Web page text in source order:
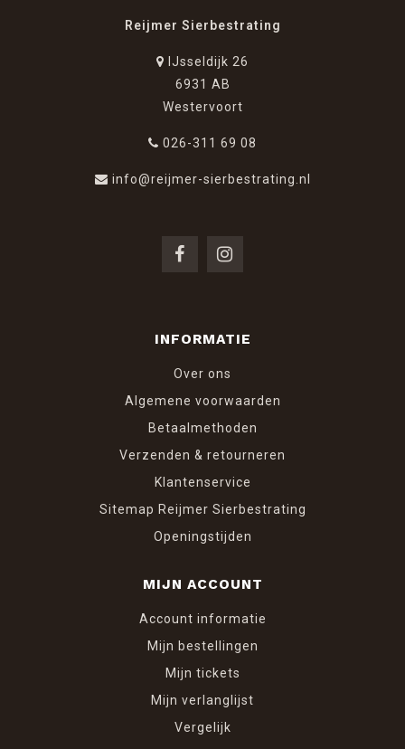
Reijmer Sierbestrating
IJsseldijk 26
6931 AB
Westervoort
026-311 69 08
info@reijmer-sierbestrating.nl
INFORMATIE
Over ons
Algemene voorwaarden
Betaalmethoden
Verzenden & retourneren
Klantenservice
Sitemap Reijmer Sierbestrating
Openingstijden
MIJN ACCOUNT
Account informatie
Mijn bestellingen
Mijn tickets
Mijn verlanglijst
Vergelijk